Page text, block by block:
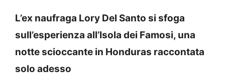
L’ex naufraga Lory Del Santo si sfoga
sull’esperienza all’Isola dei Famosi, una
notte scioccante in Honduras raccontata
solo adesso